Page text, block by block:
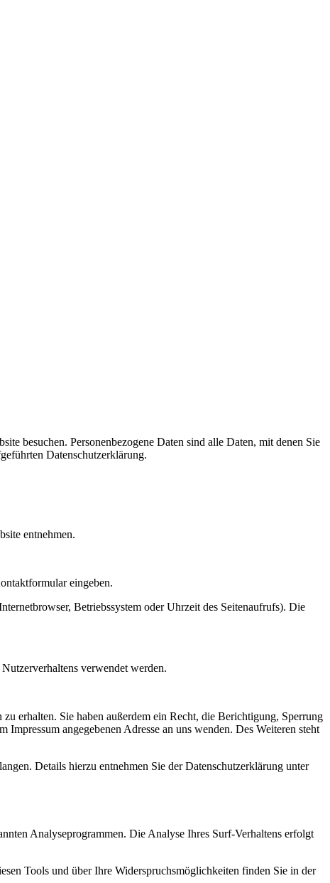
besuchen. Personenbezogene Daten sind alle Daten, mit denen Sie
Datenschutzerklärung.
entnehmen.
eingeben.
Betriebssystem oder Uhrzeit des Seitenaufrufs). Die
verwendet werden.
erhalten. Sie haben außerdem ein Recht, die Berichtigung, Sperrung
angegebenen Adresse an uns wenden. Des Weiteren steht
Details hierzu entnehmen Sie der Datenschutzerklärung unter
Analyseprogrammen. Die Analyse Ihres Surf-Verhaltens erfolgt
Tools und über Ihre Widerspruchsmöglichkeiten finden Sie in der